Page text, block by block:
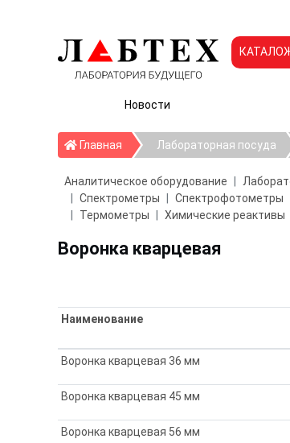
Новости
ГлавнаяГлавнаяЛабораторная посуда
Аналитическое оборудование
Спектрометры
Спектрофотометры
Термометры
Химические реактивы
Воронка кварцевая
Наименование
Воронка кварцевая 36 мм
Воронка кварцевая 45 мм
Воронка кварцевая 56 мм